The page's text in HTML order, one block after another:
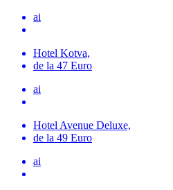
ai
Hotel Kotva,
de la 47 Euro
ai
Hotel Avenue Deluxe,
de la 49 Euro
ai